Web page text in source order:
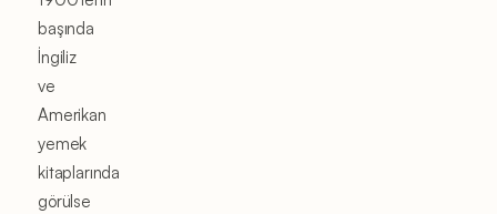
başında
İngiliz
ve
Amerikan
yemek
kitaplarında
görülse